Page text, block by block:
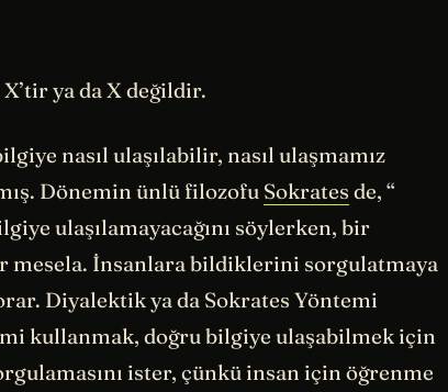
ya da X değildir.
nasıl ulaşılabilir, nasıl ulaşmamız
Dönemin ünlü filozofu Sokrates de, “
ulaşılamayacağını söylerken, bir
mesela. İnsanlara bildiklerini sorgulatmaya
Diyalektik ya da Sokrates Yöntemi
kullanmak, doğru bilgiye ulaşabilmek için
ister, çünkü insan için öğrenme